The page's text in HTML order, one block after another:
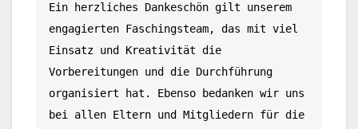
Ein herzliches Dankeschön gilt unserem
engagierten Faschingsteam, das mit viel
Einsatz und Kreativität die
Vorbereitungen und die Durchführung
organisiert hat. Ebenso bedanken wir uns
bei allen Eltern und Mitgliedern für die